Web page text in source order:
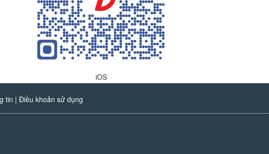
iOS
tin | Điều khoản sử dụng